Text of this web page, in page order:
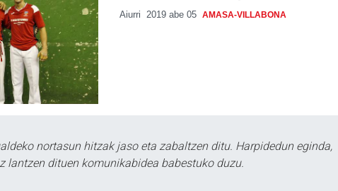
Aiurri 2019 abe 05 AMASA-VILLABONA
nortasun hitzak jaso eta zabaltzen ditu. Harpidedun eginda,
lantzen dituen komunikabidea babestuko duzu.